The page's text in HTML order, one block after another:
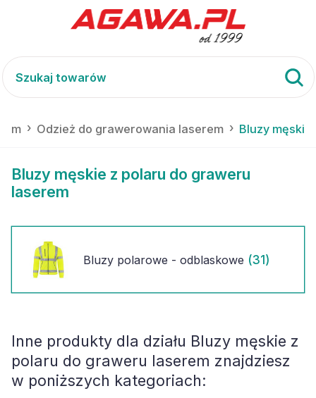
Odzież do grawerowania laserem Bluzy męskie
Bluzy męskie z polaru do graweru
laserem
Bluzy polarowe - odblaskowe (31)
Inne produkty dla działu Bluzy męskie z
polaru do graweru laserem znajdziesz
w poniższych kategoriach: